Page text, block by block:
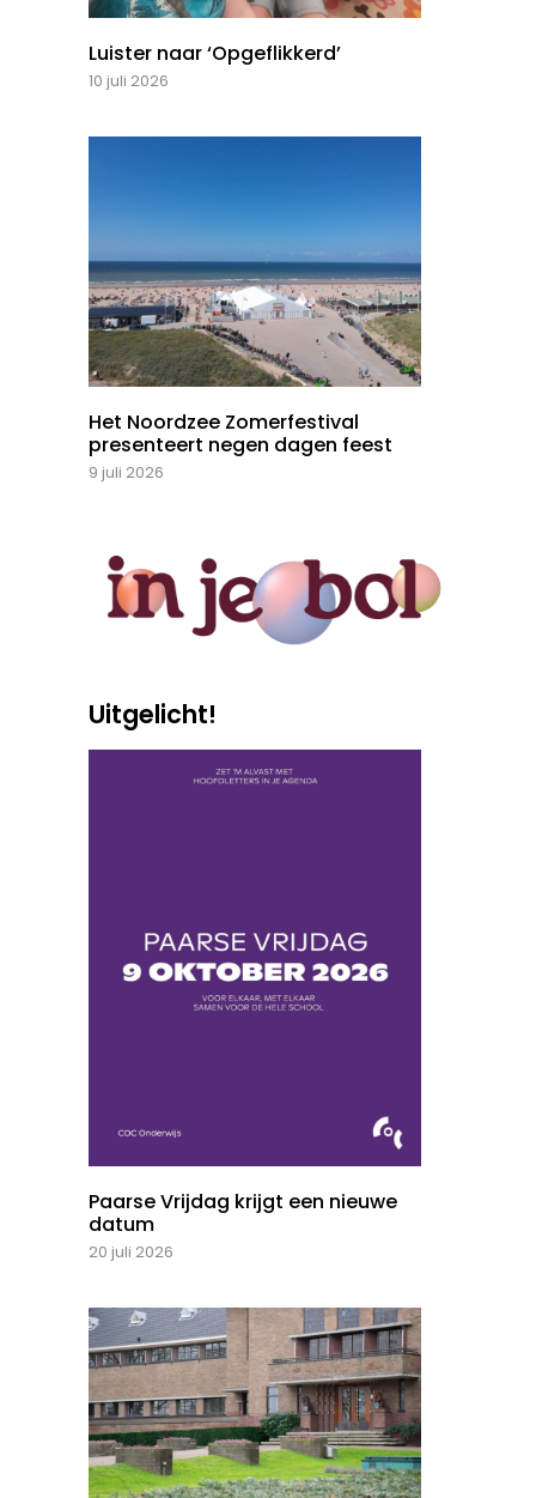
Luister naar ‘Opgeflikkerd’
10 juli 2026
Het Noordzee Zomerfestival
presenteert negen dagen feest
9 juli 2026
Uitgelicht!
Paarse Vrijdag krijgt een nieuwe
datum
20 juli 2026